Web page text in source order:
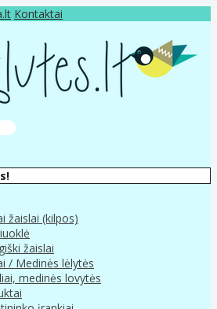
Kontaktai
žaislai (kilpos)
žaislai
/ Medinės lėlytės
medinės lovytės